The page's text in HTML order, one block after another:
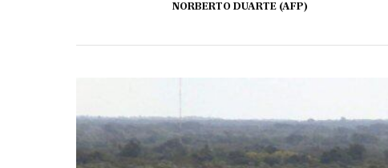
NORBERTO DUARTE (AFP)